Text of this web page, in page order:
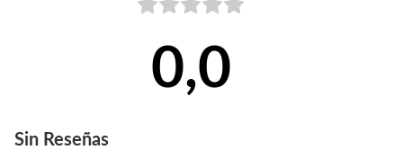
0,0
Sin Reseñas